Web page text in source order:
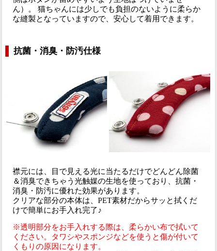
ん）。 猫ちゃんには少しでも負担のないように柔らか
な縫製となっていますので、安心して着用できます。
抗菌・消臭・防汚仕様
襟元には、目で見える光に当たるだけでどんどん除菌
＆消臭できちゃう光触媒の生地を使っており、抗菌・
消臭・防汚に優れた効果があります。
クリアな部分の本体は、PET素材だからサッと拭くだ
けで簡単にお手入れ完了♪
※透明部分をお手入れする際は、柔らかい布で拭いて
ください。タワシやスポンジなどを使うと傷が付いて
くもりの原因になります。